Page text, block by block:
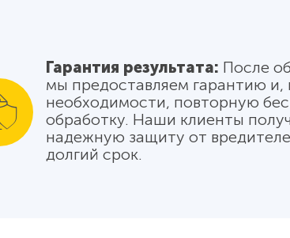
Гарантия результата: После
мы предоставляем гарантию и,
необходимости, повторную
обработку. Наши клиенты
надежную защиту от
долгий срок.